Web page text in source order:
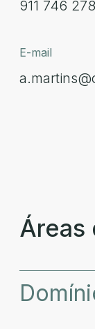
911 746 278
E-mail
Áreas